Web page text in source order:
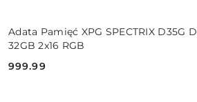
Adata Pamięć XPG SPECTRIX D35G
32GB 2x16 RGB
Cena:
999.99